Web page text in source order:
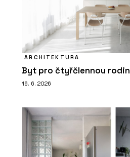
ARCHITEKTURA
Byt pro čtyřčlennou
16. 6. 2026